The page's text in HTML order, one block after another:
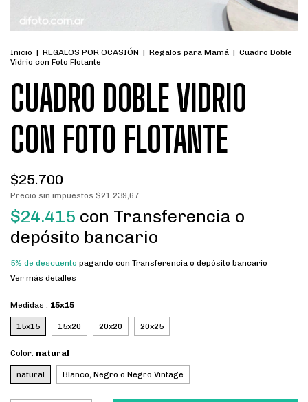
Inicio | REGALOS POR OCASIÓN | Regalos para Mamá | Cuadro Doble
Vidrio con Foto Flotante
CUADRO DOBLE VIDRIO
CON FOTO FLOTANTE
$25.700
Precio sin impuestos $21.239,67
$24.415 con Transferencia o
depósito bancario
5% de descuento pagando con Transferencia o depósito bancario
Ver más detalles
Medidas : 15x15
15x15 15x20 20x20 20x25
Color: natural
natural Blanco, Negro o Negro Vintage